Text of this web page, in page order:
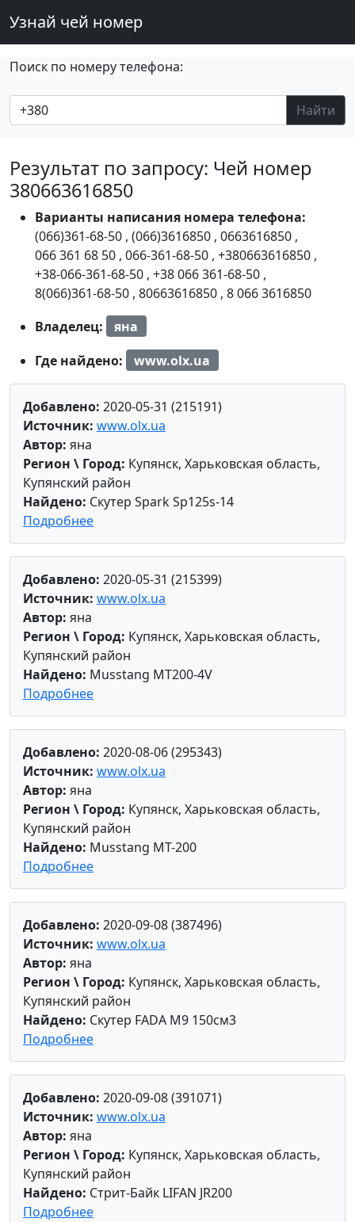
Узнай чей номер
Поиск по номеру телефона:
Найти
Результат по запросу: Чей номер
380663616850
Варианты написания номера телефона:
(066)361-68-50 , (066)3616850 , 0663616850 ,
066 361 68 50 , 066-361-68-50 , +380663616850 ,
+38-066-361-68-50 , +38 066 361-68-50 ,
8(066)361-68-50 , 80663616850 , 8 066 3616850
Владелец:
яна
Где найдено:
www.olx.ua
Добавлено: 2020-05-31 (215191)
Источник: www.olx.ua
Автор: яна
Регион \ Город: Купянск, Харьковская область,
Купянский район
Найдено: Скутер Spark Sp125s-14
Подробнее
Добавлено: 2020-05-31 (215399)
Источник: www.olx.ua
Автор: яна
Регион \ Город: Купянск, Харьковская область,
Купянский район
Найдено: Musstang MT200-4V
Подробнее
Добавлено: 2020-08-06 (295343)
Источник: www.olx.ua
Автор: яна
Регион \ Город: Купянск, Харьковская область,
Купянский район
Найдено: Musstang MT-200
Подробнее
Добавлено: 2020-09-08 (387496)
Источник: www.olx.ua
Автор: яна
Регион \ Город: Купянск, Харьковская область,
Купянский район
Найдено: Скутер FADA M9 150см3
Подробнее
Добавлено: 2020-09-08 (391071)
Источник: www.olx.ua
Автор: яна
Регион \ Город: Купянск, Харьковская область,
Купянский район
Найдено: Стрит-Байк LIFAN JR200
Подробнее